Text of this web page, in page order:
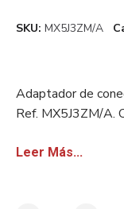
SKU MX5J3ZM/A
Adaptador de
Ref. MX5J3ZM/A.
Stock europeo
Leer Más...